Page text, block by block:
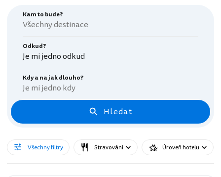
Kam to bude?
Odkud?
Je mi jedno odkud
Kdy a na jak dlouho?
Je mi jedno kdy
Hledat
Všechny filtry Stravování Úroveň hotelu